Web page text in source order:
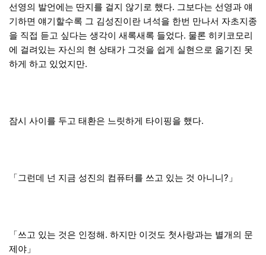
선영의 발언에는 딴지를 걸지 않기로 했다. 그보다는 선영과 얘
기하면 얘기할수록 그 김성진이란 녀석을 한번 만나서 자초지종
을 직접 듣고 싶다는 생각이 새록새록 들었다. 물론 히키코모리
에 걸려있는 자신의 현 상태가 그것을 쉽게 실현으로 옮기진 못
하게 하고 있었지만.
잠시 사이를 두고 태환은 느릿하게 타이핑을 했다.
「그런데 넌 지금 성진의 컴퓨터를 쓰고 있는 것 아니니?」
「쓰고 있는 것은 인정해. 하지만 이것도 첫사랑과는 별개의 문
제야」